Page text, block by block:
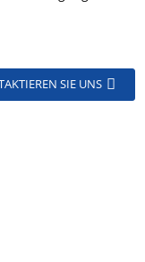
SIE UNS